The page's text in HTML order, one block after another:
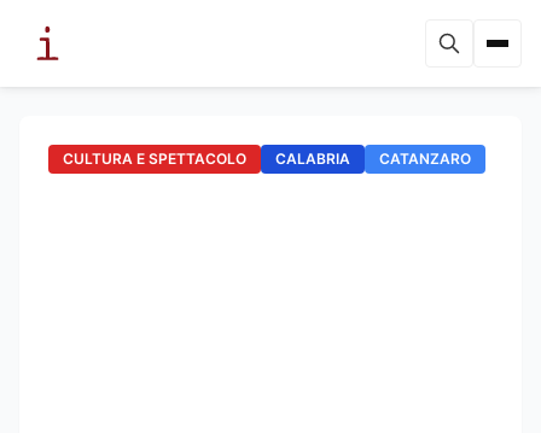
CULTURA E SPETTACOLO CALABRIA CATANZARO